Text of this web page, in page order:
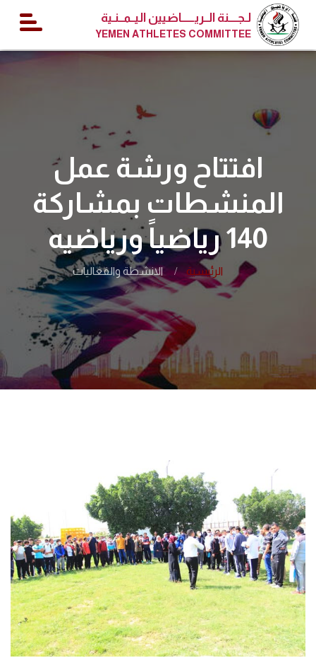
لـجــــنة الــريــــــاضيين اليــمــنـية
YEMEN ATHLETES COMMITTEE
افتتاح ورشة عمل
المنشطات بمشاركة
140 رياضياً ورياضيه
الرئيسية الانشطة والفعاليات